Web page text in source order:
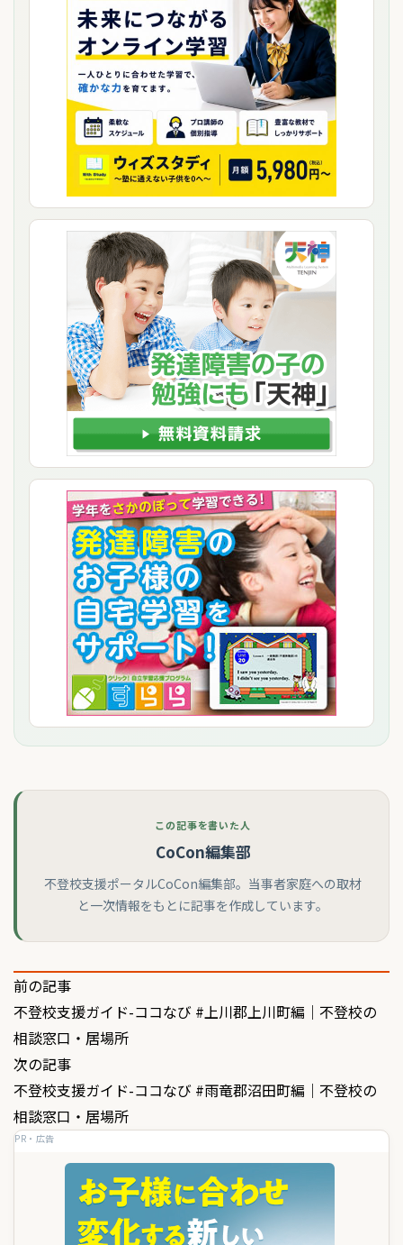
この記事を書いた人
CoCon編集部
不登校支援ポータルCoCon編集部。当事者家庭への取材
と一次情報をもとに記事を作成しています。
投
稿
ナ
ビ
ゲ
前の記事
不登校支援ガイド-ココなび #上川郡上川町編｜不登校の
相談窓口・居場所
次の記事
不登校支援ガイド-ココなび #雨竜郡沼田町編｜不登校の
相談窓口・居場所
PR・広告